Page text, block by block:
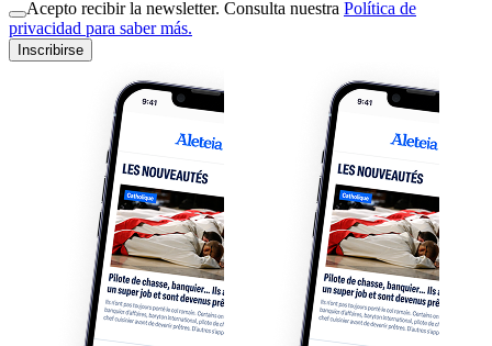
Acepto recibir la newsletter. Consulta nuestra Política de
privacidad para saber más.
Inscribirse